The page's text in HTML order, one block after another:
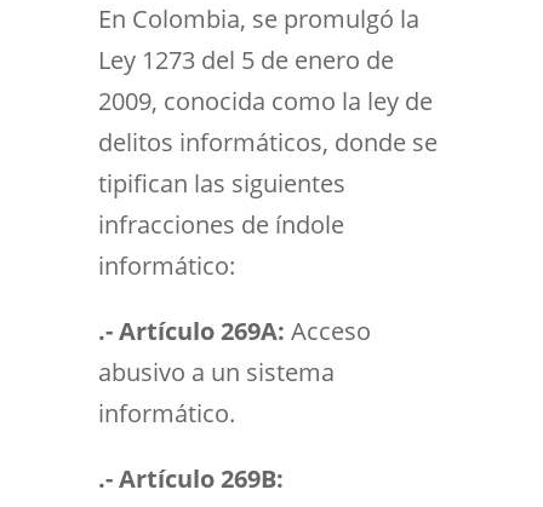
En Colombia, se promulgó la
Ley 1273 del 5 de enero de
2009, conocida como la ley de
delitos informáticos, donde se
tipifican las siguientes
infracciones de índole
informático:
.- Artículo 269A: Acceso
abusivo a un sistema
informático.
.- Artículo 269B: